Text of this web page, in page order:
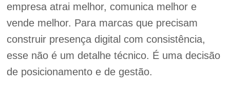
empresa atrai melhor, comunica melhor e
vende melhor. Para marcas que precisam
construir presença digital com consistência,
esse não é um detalhe técnico. É uma decisão
de posicionamento e de gestão.